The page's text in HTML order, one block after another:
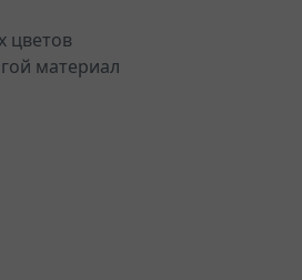
цветов
материал